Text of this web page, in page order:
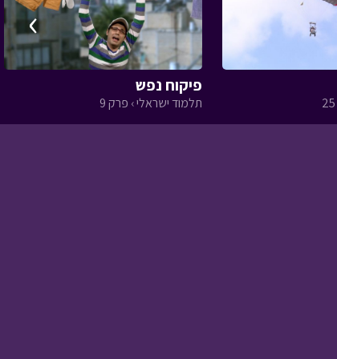
אסי טוביה וחברים -
להגיד בבוקר חסדך•
מתוך אסי טוביה
וחברים
פיקוח נפש
תלמוד ישראלי › פרק 9
›